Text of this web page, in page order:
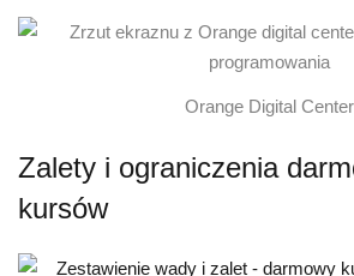
Orange Digital Center
Zalety i ograniczenia
kursów